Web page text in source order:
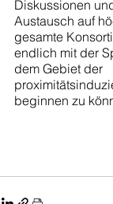
Diskussionen
Austausch auf
gesamte
endlich mit der
dem Gebiet der
beginnen zu